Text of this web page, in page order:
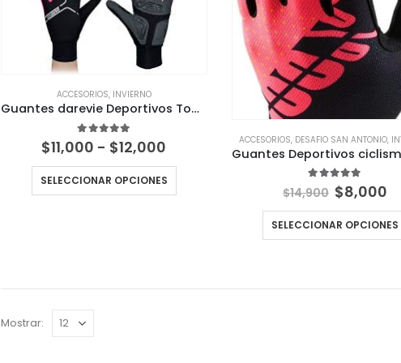
ACCESORIOS, INVIERNO
Guantes darevie Deportivos Touch micocropolar rosado
5.00 out of 5
$11,000 - $12,000
precios:
desde
SELECCIONAR OPCIONES
ACCESORIOS, DESAFIO SAN ANTONIO,
out of 5
$14,900 El
precio
original
era:
$8,000
SELECCIONAR OPCIONES
Mostrar: